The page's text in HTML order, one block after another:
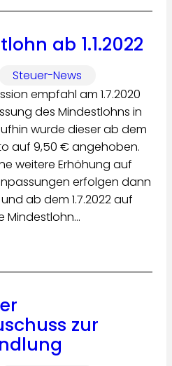
ab 1.1.2022
Steuer-News
empfahl am 1.7.2020
des Mindestlohns in
wurde dieser ab dem
auf 9,50 € angehoben.
weitere Erhöhung auf
erfolgen dann
ab dem 1.7.2022 auf
Mindestlohn…
zur